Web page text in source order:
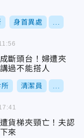
身首異處
斷頭台！婦遭夾
過不能搭人
所 清潔員
貨梯夾頸亡！夫認
來